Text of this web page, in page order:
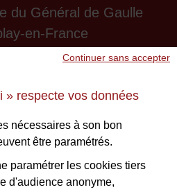
» respecte vos données
nécessaires à son bon
être paramétrés.
paramétrer les cookies tiers
d'audience anonyme,
Continuer sans accepter
du Général de Gaulle
en-France
48 61 87 55
infos !